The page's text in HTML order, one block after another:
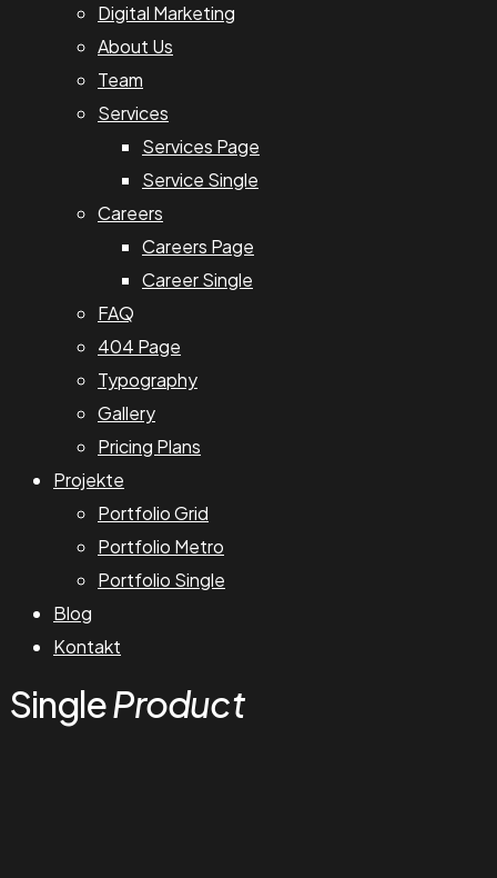
Digital Marketing
About Us
Team
Services
Services Page
Service Single
Careers
Careers Page
Career Single
FAQ
404 Page
Typography
Gallery
Pricing Plans
Projekte
Portfolio Grid
Portfolio Metro
Portfolio Single
Blog
Kontakt
SingleProduct